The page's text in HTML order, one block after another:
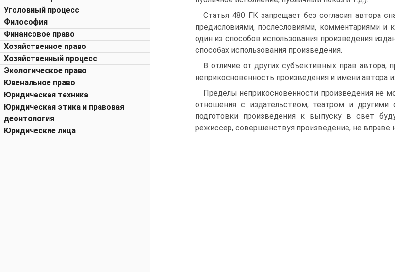
Уголовный процесс
Философия
Финансовое право
Хозяйственное право
Хозяйственный процесс
Экологическое право
Ювенальное право
Юридическая техника
Юридическая этика и правовая
деонтология
Юридические лица
Статья 480 ГК запрещает без согласия автора
предисловиями, послесловиями, комментариями
один из способов использования произведения
способах использования произведения.
В отличие от других субъективных прав
неприкосновенность произведения и имени автора
Пределы неприкосновенности произведения не
отношения с издательством, театром и другими
подготовки произведения к выпуску в свет
режиссер, совершенствуя произведение, не вправе